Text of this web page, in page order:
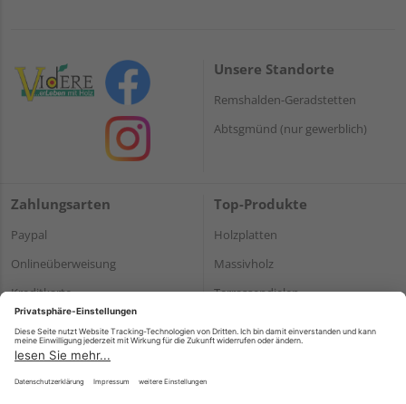
Unsere Standorte
Remshalden-Geradstetten
Abtsgmünd (nur gewerblich)
Zahlungsarten
Paypal
Onlineüberweisung
Kreditkarte
*Bonität vorausgesetzt
Top-Produkte
Holzplatten
Massivholz
Terrassendielen